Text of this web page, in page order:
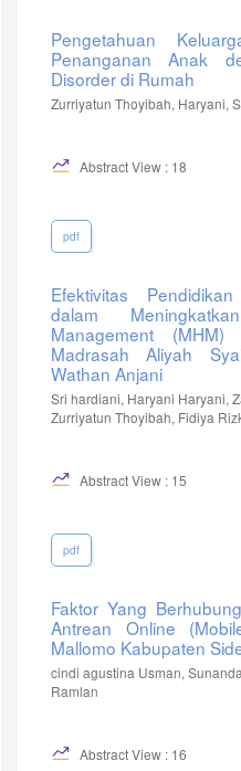
Pengetahuan
Penanganan Anak
Disorder di Rumah
Zurriyatun Thoyibah, Haryani,
Abstract View : 18
pdf
Efektivitas
dalam
Management
Madrasah Aliyah
Wathan Anjani
Sri hardiani, Haryani Haryani,
Zurriyatun Thoyibah, Fidiya
Abstract View : 15
pdf
Faktor Yang
Antrean Online
Mallomo Kabupaten
cindi agustina Usman,
Ramlan
Abstract View : 16